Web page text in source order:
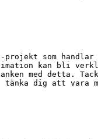
som handlar
kan bli
med detta.
tänka dig att vara